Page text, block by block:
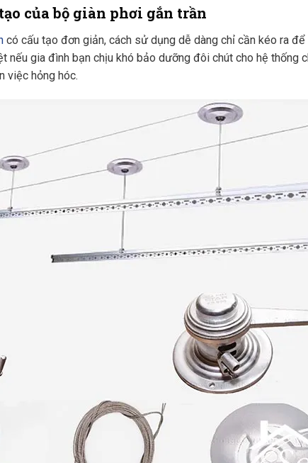
của bộ giàn phơi gắn trần
có cấu tạo đơn giản, cách sử dụng dễ dàng chỉ cần kéo ra
nếu gia đình bạn chịu khó bảo dưỡng đôi chút cho hệ thống
việc hỏng hóc.